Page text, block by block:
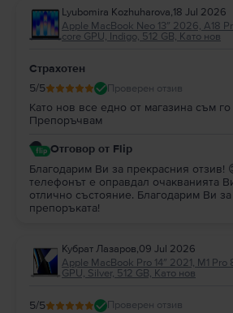
Lyubomira Kozhuharova,18 Jul 2026
Apple MacBook Neo 13″ 2026, A18
core GPU, Indigo, 512 GB, Като нов
Страхотен
5/5 Проверен отзив
Като нов все едно от магазина съм го
Препоръчвам
Отговор от Flip
Благодарим Ви за прекрасния отзив!
телефонът е оправдал очакванията
отлично състояние. Благодарим Ви
препоръката!
Кубрат Лазаров,09 Jul 2026
Apple MacBook Pro 14″ 2021, M1 Pro
GPU, Silver, 512 GB, Като нов
5/5 Проверен отзив